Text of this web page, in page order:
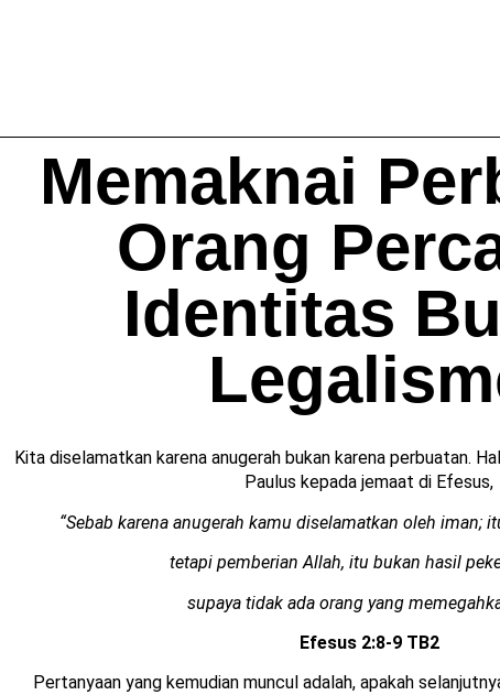
Memaknai
Orang
Identitas
Kita diselamatkan karena anugerah bukan karena perbuatan.
Paulus kepada jemaat di Efesus,
“Sebab karena anugerah kamu diselamatkan oleh iman;
tetapi pemberian Allah, itu bukan hasil
supaya tidak ada orang yang
Efesus 2:8-9 TB2
Pertanyaan yang kemudian muncul adalah, apakah